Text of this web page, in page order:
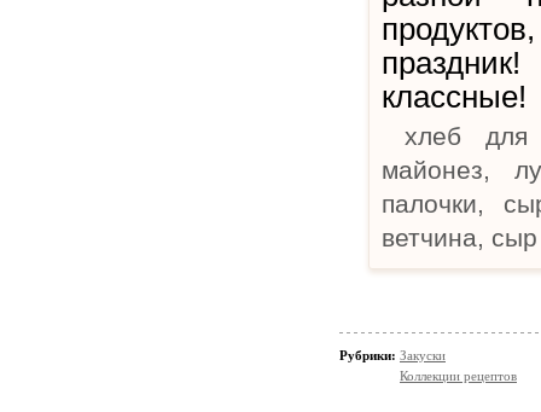
классные!
хлеб для
майонез,
палочки,
ветчина,
Рубрики: Закуски
Коллекции рецептов